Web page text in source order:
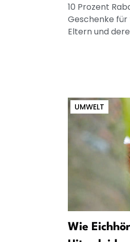
10 Prozent
Geschenke
Eltern und
UMWELT
Wie